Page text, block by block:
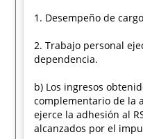
1. Desempeño de
2. Trabajo personal
dependencia.
b) Los ingresos
complementario de la
ejerce la adhesión al
alcanzados por el